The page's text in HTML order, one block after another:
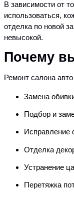
В зависимости от
использоваться,
отделка по новой
невысокой.
Почему
Ремонт салона
Замена
Подбор и
Исправление
Отделка
Устранение
Перетяжка